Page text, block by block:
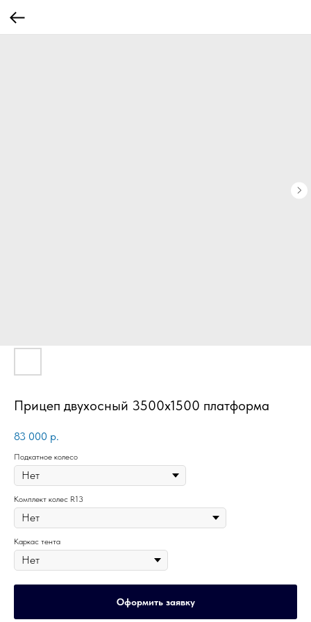
Прицеп двухосный 3500х1500 платформа
83 000 р.
Подкатное колесо
Комплект колес R13
Каркас тента
Оформить заявку